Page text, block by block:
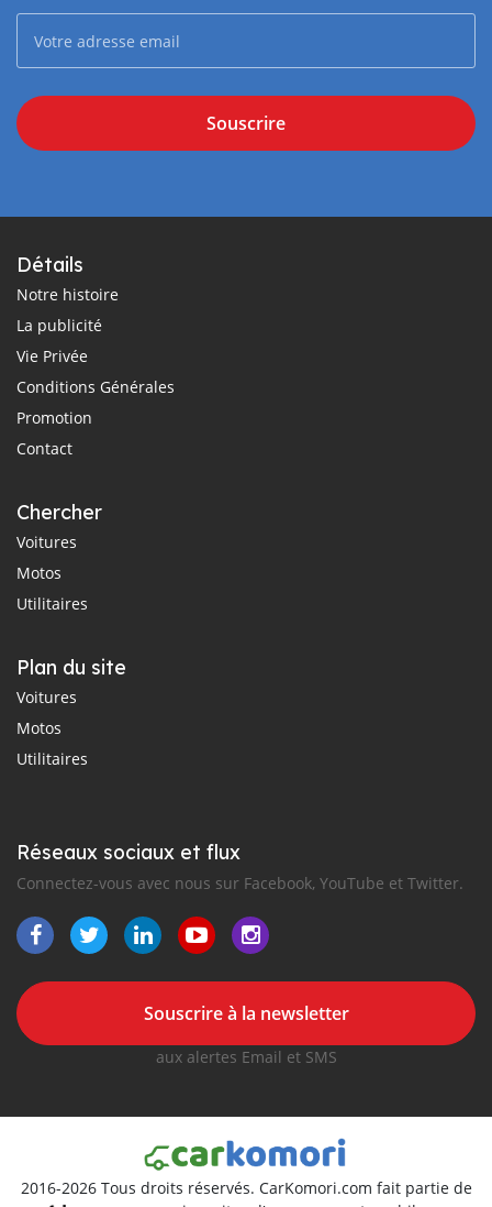
Souscrire
Détails
Notre histoire
La publicité
Vie Privée
Conditions Générales
Promotion
Contact
Chercher
Voitures
Motos
Utilitaires
Plan du site
Voitures
Motos
Utilitaires
Réseaux sociaux et flux
Connectez-vous avec nous sur Facebook, YouTube et Twitter.
Souscrire à la newsletter
aux alertes Email et SMS
2016-2026 Tous droits réservés. CarKomori.com fait partie de